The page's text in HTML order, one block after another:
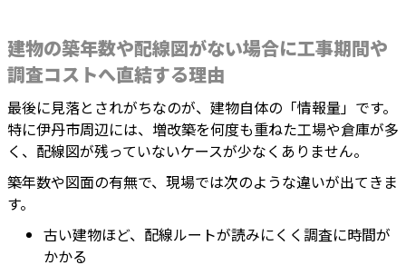
建物の築年数や配線図がない場合に工事期間や
調査コストへ直結する理由
最後に見落とされがちなのが、建物自体の「情報量」です。
特に伊丹市周辺には、増改築を何度も重ねた工場や倉庫が多
く、配線図が残っていないケースが少なくありません。
築年数や図面の有無で、現場では次のような違いが出てきま
す。
古い建物ほど、配線ルートが読みにくく調査に時間が
かかる